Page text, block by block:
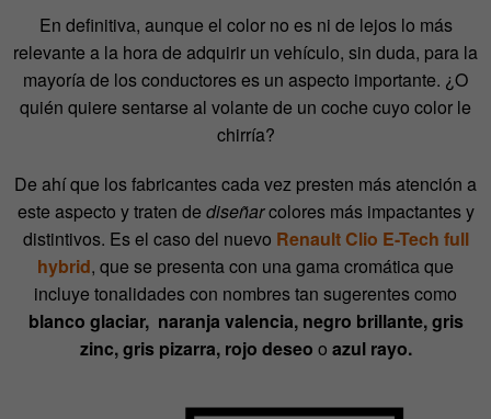
En definitiva, aunque el color no es ni de lejos lo más
relevante a la hora de adquirir un vehículo, sin duda, para la
mayoría de los conductores es un aspecto importante. ¿O
quién quiere sentarse al volante de un coche cuyo color le
chirría?
De ahí que los fabricantes cada vez presten más atención a
este aspecto y traten de diseñarcolores más impactantes y
distintivos. Es el caso del nuevo Renault Clio E-Tech full
hybrid, que se presenta con una gama cromática que
incluye tonalidades con nombres tan sugerentes como
blanco glaciar, naranja valencia, negro brillante, gris
zinc, gris pizarra, rojo deseo o azul rayo.